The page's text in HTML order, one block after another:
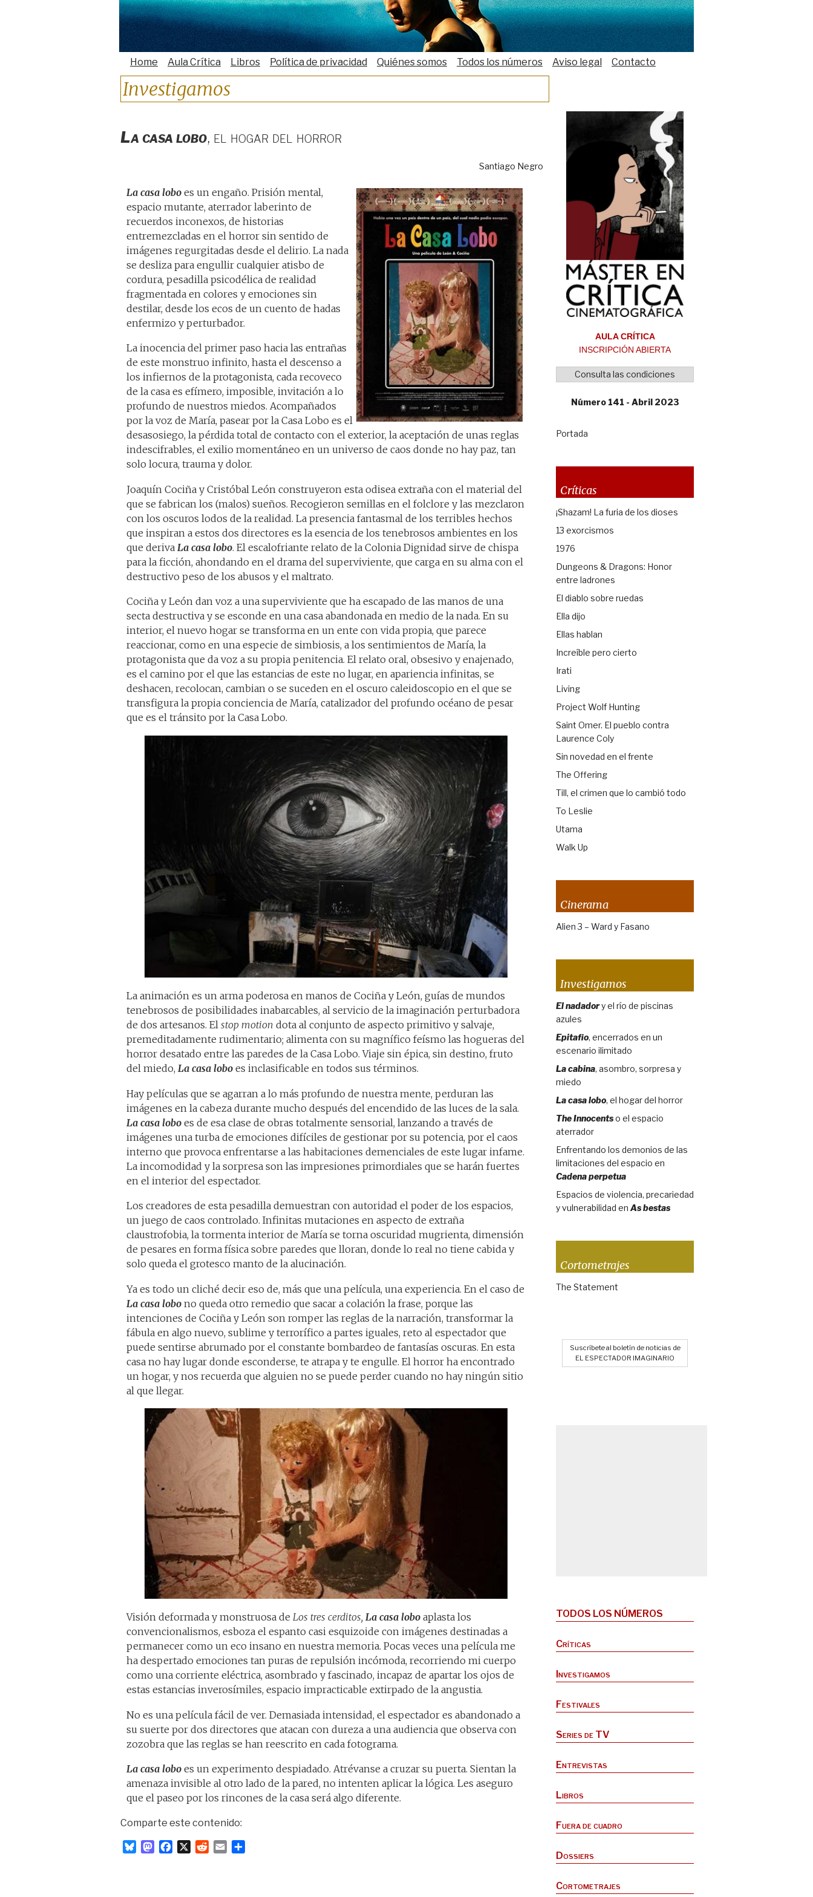
Home Aula Crítica Libros Política de privacidad Quiénes somos Todos los números Aviso legal Contacto
Investigamos
La casa lobo, el hogar del horror
Santiago Negro
La casa lobo es un engaño. Prisión mental,
espacio mutante, aterrador laberinto de
recuerdos inconexos, de historias
entremezcladas en el horror sin sentido de
imágenes regurgitadas desde el delirio. La nada
se desliza para engullir cualquier atisbo de
cordura, pesadilla psicodélica de realidad
fragmentada en colores y emociones sin
destilar, desde los ecos de un cuento de hadas
enfermizo y perturbador.
La inocencia del primer paso hacia las entrañas
de este monstruo infinito, hasta el descenso a
los infiernos de la protagonista, cada recoveco
de la casa es efímero, imposible, invitación a lo
profundo de nuestros miedos. Acompañados
por la voz de María, pasear por la Casa Lobo es el
desasosiego, la pérdida total de contacto con el exterior, la aceptación de unas reglas
indescifrables, el exilio momentáneo en un universo de caos donde no hay paz, tan
solo locura, trauma y dolor.
Joaquín Cociña y Cristóbal León construyeron esta odisea extraña con el material del
que se fabrican los (malos) sueños. Recogieron semillas en el folclore y las mezclaron
con los oscuros lodos de la realidad. La presencia fantasmal de los terribles hechos
que inspiran a estos dos directores es la esencia de los tenebrosos ambientes en los
que deriva La casa lobo. El escalofriante relato de la Colonia Dignidad sirve de chispa
para la ficción, ahondando en el drama del superviviente, que carga en su alma con el
destructivo peso de los abusos y el maltrato.
Cociña y León dan voz a una superviviente que ha escapado de las manos de una
secta destructiva y se esconde en una casa abandonada en medio de la nada. En su
interior, el nuevo hogar se transforma en un ente con vida propia, que parece
reaccionar, como en una especie de simbiosis, a los sentimientos de María, la
protagonista que da voz a su propia penitencia. El relato oral, obsesivo y enajenado,
es el camino por el que las estancias de este no lugar, en apariencia infinitas, se
deshacen, recolocan, cambian o se suceden en el oscuro caleidoscopio en el que se
transfigura la propia conciencia de María, catalizador del profundo océano de pesar
que es el tránsito por la Casa Lobo.
La animación es un arma poderosa en manos de Cociña y León, guías de mundos
tenebrosos de posibilidades inabarcables, al servicio de la imaginación perturbadora
de dos artesanos. El stop motion dota al conjunto de aspecto primitivo y salvaje,
premeditadamente rudimentario; alimenta con su magnífico feísmo las hogueras del
horror desatado entre las paredes de la Casa Lobo. Viaje sin épica, sin destino, fruto
del miedo, La casa lobo es inclasificable en todos sus términos.
Hay películas que se agarran a lo más profundo de nuestra mente, perduran las
imágenes en la cabeza durante mucho después del encendido de las luces de la sala.
La casa lobo es de esa clase de obras totalmente sensorial, lanzando a través de
imágenes una turba de emociones difíciles de gestionar por su potencia, por el caos
interno que provoca enfrentarse a las habitaciones demenciales de este lugar infame.
La incomodidad y la sorpresa son las impresiones primordiales que se harán fuertes
en el interior del espectador.
Los creadores de esta pesadilla demuestran con autoridad el poder de los espacios,
un juego de caos controlado. Infinitas mutaciones en aspecto de extraña
claustrofobia, la tormenta interior de María se torna oscuridad mugrienta, dimensión
de pesares en forma física sobre paredes que lloran, donde lo real no tiene cabida y
solo queda el grotesco manto de la alucinación.
Ya es todo un cliché decir eso de, más que una película, una experiencia. En el caso de
La casa lobo no queda otro remedio que sacar a colación la frase, porque las
intenciones de Cociña y León son romper las reglas de la narración, transformar la
fábula en algo nuevo, sublime y terrorífico a partes iguales, reto al espectador que
puede sentirse abrumado por el constante bombardeo de fantasías oscuras. En esta
casa no hay lugar donde esconderse, te atrapa y te engulle. El horror ha encontrado
un hogar, y nos recuerda que alguien no se puede perder cuando no hay ningún sitio
al que llegar.
Visión deformada y monstruosa de Los tres cerditos, La casa lobo aplasta los
convencionalismos, esboza el espanto casi esquizoide con imágenes destinadas a
permanecer como un eco insano en nuestra memoria. Pocas veces una película me
ha despertado emociones tan puras de repulsión incómoda, recorriendo mi cuerpo
como una corriente eléctrica, asombrado y fascinado, incapaz de apartar los ojos de
estas estancias inverosímiles, espacio impracticable extirpado de la angustia.
No es una película fácil de ver. Demasiada intensidad, el espectador es abandonado a
su suerte por dos directores que atacan con dureza a una audiencia que observa con
zozobra que las reglas se han reescrito en cada fotograma.
La casa lobo es un experimento despiadado. Atrévanse a cruzar su puerta. Sientan la
amenaza invisible al otro lado de la pared, no intenten aplicar la lógica. Les aseguro
que el paseo por los rincones de la casa será algo diferente.
Comparte este contenido:
M
X
AULA CRÍTICA
INSCRIPCIÓN ABIERTA
Consulta las condiciones
Número 141 - Abril 2023
Portada
Críticas
¡Shazam! La furia de los dioses
13 exorcismos
1976
Dungeons & Dragons: Honor
entre ladrones
El diablo sobre ruedas
Ella dijo
Ellas hablan
Increíble pero cierto
Irati
Living
Project Wolf Hunting
Saint Omer. El pueblo contra
Laurence Coly
Sin novedad en el frente
The Offering
Till, el crimen que lo cambió todo
To Leslie
Utama
Walk Up
Cinerama
Alien 3 – Ward y Fasano
Investigamos
El nadadory el río de piscinas
azules
Epitafio, encerrados en un
escenario ilimitado
La cabina, asombro, sorpresa y
miedo
La casa lobo, el hogar del horror
The Innocentso el espacio
aterrador
Enfrentando los demonios de las
limitaciones del espacio en
Cadena perpetua
Espacios de violencia, precariedad
y vulnerabilidad en As bestas
Cortometrajes
The Statement
Suscríbete al boletín de noticias de
EL ESPECTADOR IMAGINARIO
TODOS LOS NÚMEROS
Críticas
Investigamos
Festivales
Series de TV
Entrevistas
Libros
Fuera de cuadro
Dossiers
Cortometrajes